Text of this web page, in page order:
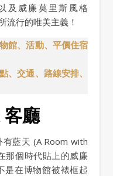
及威廉莫里斯風格
流行的唯美主義！
館、活動、平價住宿
、交通、路線安排、
廳
藍天 (A Room with
那個時代貼上的威廉
是在博物館被裱框起